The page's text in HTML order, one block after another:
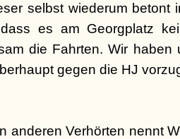
selbst wiederum betont
es am Georgplatz
die Fahrten. Wir
gegen die HJ
anderen Verhörten nennt